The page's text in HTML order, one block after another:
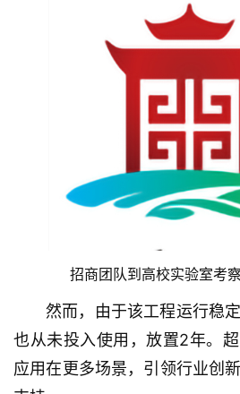
旅
游
招商团队到高校实验室考
然而，由于该工程运行稳
也从未投入使用，放置2年。
应用在更多场景，引领行业创